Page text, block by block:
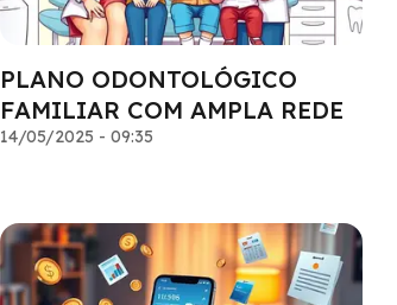
PLANO ODONTOLÓGICO
FAMILIAR COM AMPLA REDE
14/05/2025 - 09:35